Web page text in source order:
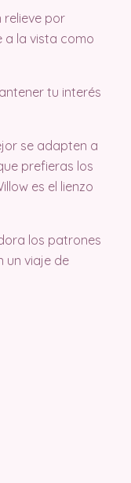
relieve por
a la vista como
tu interés
se adapten a
prefieras los
es el lienzo
los patrones
un viaje de